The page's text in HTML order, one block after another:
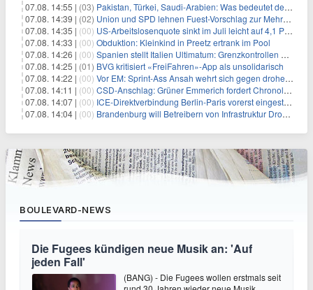
07.08. 14:55 | (03) Pakistan, Türkei, Saudi-Arabien: Was bedeutet der neue Pakt?
07.08. 14:39 | (02) Union und SPD lehnen Fuest-Vorschlag zur Mehrwertsteuer ab
07.08. 14:35 | (00) US-Arbeitslosenquote sinkt im Juli leicht auf 4,1 Prozent
07.08. 14:33 | (00) Obduktion: Kleinkind in Preetz ertrank im Pool
07.08. 14:26 | (00) Spanien stellt Italien Ultimatum: Grenzkontrollen beenden
07.08. 14:25 | (01) BVG kritisiert «FreiFahren»-App als unsolidarisch
07.08. 14:22 | (00) Vor EM: Sprint-Ass Ansah wehrt sich gegen drohende Sperre
07.08. 14:11 | (00) CSD-Anschlag: Grüner Emmerich fordert Chronologie von Dobrindt
07.08. 14:07 | (00) ICE-Direktverbindung Berlin-Paris vorerst eingestellt
07.08. 14:04 | (00) Brandenburg will Betreibern von Infrastruktur Drohnenabwehr erlauben
BOULEVARD-NEWS
Die Fugees kündigen neue Musik an: 'Auf
jeden Fall'
(BANG) - Die Fugees wollen erstmals seit